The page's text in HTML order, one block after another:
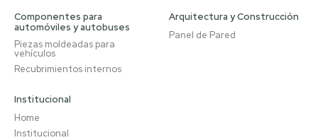
Componentes para
automóviles y autobuses
Piezas moldeadas para
vehículos
Recubrimientos internos
Arquitectura y Construcción
Panel de Pared
Institucional
Home
Institucional